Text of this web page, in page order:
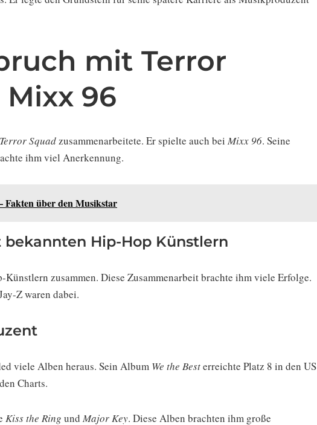
mit Terror
96
Terror Squad zusammenarbeitete. Er spielte auch bei Mixx 96. Seine
ihm viel Anerkennung.
Fakten über den Musikstar
Hip-Hop Künstlern
zusammen. Diese Zusammenarbeit brachte ihm viele Erfolge.
Z waren dabei.
viele Alben heraus. Sein Album We the Besterreichte Platz 8 in den US
Charts.
Kiss the Ring und Major Key. Diese Alben brachten ihm große